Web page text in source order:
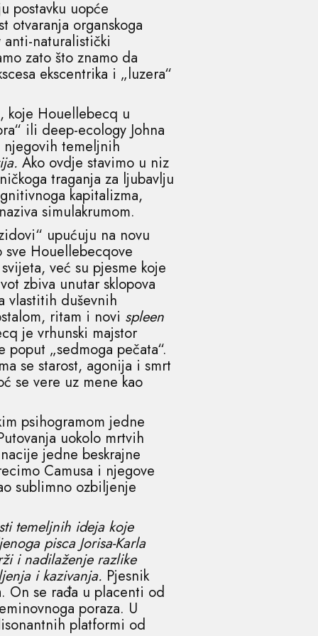
postavku uopće
otvaranja organskoga
naturalistički
zato što znamo da
ekscentrika i „luzera“
koje Houellebecq u
ili deep-ecology Johna
temeljnih
Ako ovdje stavimo u niz
traganja za ljubavlju
kapitalizma,
simulakrumom.
upućuju na novu
Houellebecqove
već su pjesme koje
zbiva unutar sklopova
vlastitih duševnih
ritam i novi spleen
je vrhunski majstor
„sedmoga pečata“.
se starost, agonija i smrt
se vere uz mene kao
psihogramom jedne
uokolo mrtvih
jedne beskrajne
Camusa i njegove
sublimno ozbiljenje
temeljnih ideja koje
pisca Jorisa-Karla
i nadilaženje razlike
i kazivanja. Pjesnik
On se rađa u placenti od
poraza. U
platformi od